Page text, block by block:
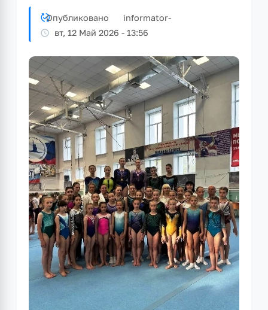
Опубликовано informator-
вт, 12 Май 2026 - 13:56